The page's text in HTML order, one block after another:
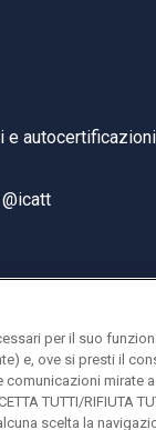
e autocertificazioni
per il suo
e, ove si presti il
mirate
TUTTI/RIFIUTA
scelta la